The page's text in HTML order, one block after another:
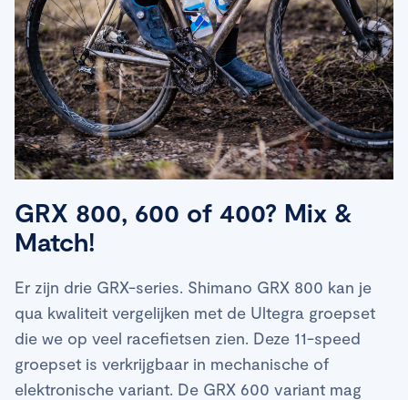
GRX 800, 600 of 400? Mix &
Match!
Er zijn drie GRX-series. Shimano GRX 800 kan je
qua kwaliteit vergelijken met de Ultegra groepset
die we op veel racefietsen zien. Deze 11-speed
groepset is verkrijgbaar in mechanische of
elektronische variant. De GRX 600 variant mag